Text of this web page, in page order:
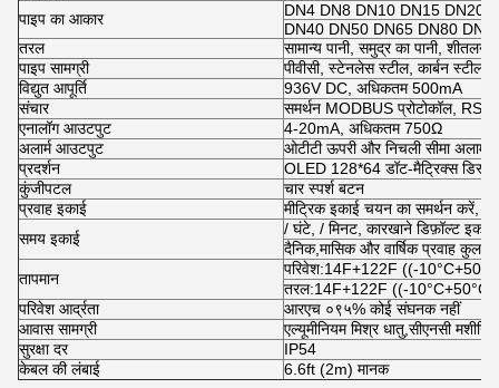
पाइप का आकार
DN4 DN8 DN10 DN15 DN20
DN40 DN50 DN65 DN80
तरल
सामान्य पानी, समुद्र का पानी, शीतलन/
पाइप सामग्री
पीवीसी, स्टेनलेस स्टील, कार्बन स्टील,
विद्युत आपूर्ति
936V DC, अधिकतम 500mA
संचार
समर्थन MODBUS प्रोटोकॉल,
एनालॉग आउटपुट
4-20mA, अधिकतम 750Ω
अलार्म आउटपुट
ओटीटी ऊपरी और निचली सीमा अलार्म
प्रदर्शन
OLED 128*64 डॉट-मैट्रिक्स
कुंजीपटल
चार स्पर्श बटन
प्रवाह इकाई
मीट्रिक इकाई चयन का समर्थन करें,
समय इकाई
/ घंटे, / मिनट, कारखाने डिफ़ॉल्ट
दैनिक,मासिक और वार्षिक प्रवाह कुल
तापमान
परिवेश:14F+122F ((-
तरल:14F+122F ((-10°C+50°C)
परिवेश आर्द्रता
आरएच ०९५% कोई संघनक नहीं
आवास सामग्री
एल्यूमीनियम मिश्र धातु,सीएनसी मशीनिंग
सुरक्षा दर
IP54
केबल की लंबाई
6.6ft (2m) मानक